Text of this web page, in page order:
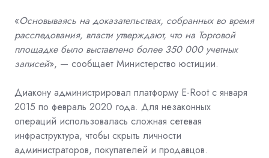
«Основываясь на доказательствах, собранных во время
расследования, власти утверждают, что на Торговой
площадке было выставлено более 350 000 учетных
записей», — сообщает Министерство юстиции.
Диакону администрировал платформу E-Root с января
2015 по февраль 2020 года. Для незаконных
операций использовалась сложная сетевая
инфраструктура, чтобы скрыть личности
администраторов, покупателей и продавцов.